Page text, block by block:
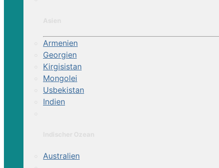
Armenien
Georgien
Kirgisistan
Mongolei
Usbekistan
Indien
Australien